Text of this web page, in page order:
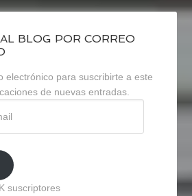
BLOG POR CORREO
electrónico para suscribirte a este
de nuevas entradas.
suscriptores